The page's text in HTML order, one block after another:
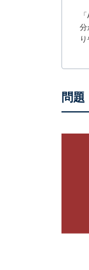
分
問題